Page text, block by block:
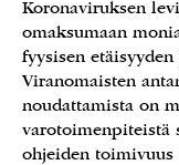
Koronaviruksen
omaksumaan
fyysisen
Viranomaisten
noudattamista on
varotoimenpiteistä
ohjeiden